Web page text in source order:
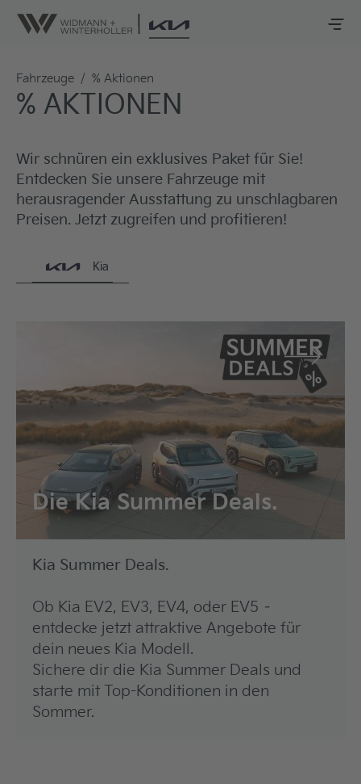
Fahrzeuge / % Aktionen
% AKTIONEN
Wir schnüren ein exklusives Paket für Sie!
Entdecken Sie unsere Fahrzeuge mit
herausragender Ausstattung zu unschlagbaren
Preisen. Jetzt zugreifen und profitieren!
Kia
Die Kia Summer Deals.
Kia Summer Deals.
Ob Kia EV2, EV3, EV4, oder EV5 –
entdecke jetzt attraktive Angebote für
dein neues Kia Modell.
Sichere dir die Kia Summer Deals und
starte mit Top-Konditionen in den
Sommer.